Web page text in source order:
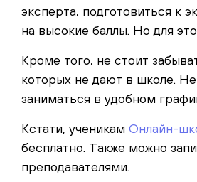
эксперта, подготовиться к
на высокие баллы. Но для
Кроме того, не стоит
которых не дают в школе.
заниматься в удобном
Кстати, ученикам Онлайн-
бесплатно. Также можно
преподавателями.